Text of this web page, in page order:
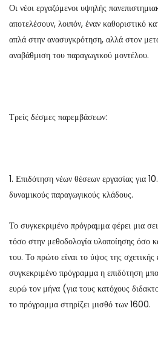
Οι νέοι εργαζόμενοι υψηλής
αποτελέσουν, λοιπόν, έναν καθοριστικό
απλά στην ανασυγκρότηση, αλλά στον
αναβάθμιση του παραγωγικού μοντέλου.
Τρείς δέσμες παρεμβάσεων:
1. Επιδότηση νέων θέσεων εργασίας για
δυναμικούς παραγωγικούς κλάδους.
Το συγκεκριμένο πρόγραμμα φέρει μια
τόσο στην μεθοδολογία υλοποίησης όσο
του. Το πρώτο είναι το ύψος της
συγκεκριμένο πρόγραμμα η επιδότηση
ευρώ τον μήνα (για τους κατόχους
το πρόγραμμα στηρίζει μισθό των 1600.